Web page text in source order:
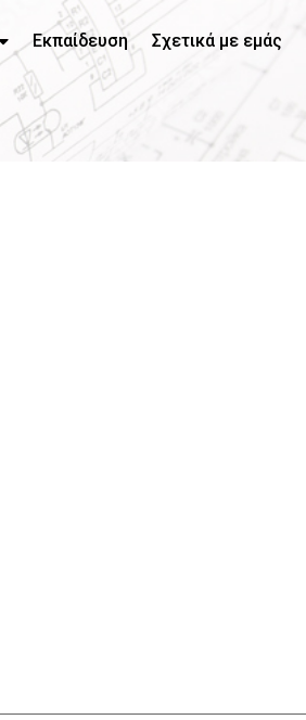
Εκπαίδευση Σχετικά με εμάς